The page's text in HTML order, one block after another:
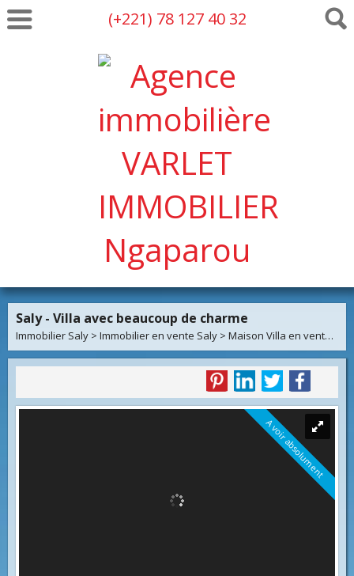
(+221) 78 127 40 32
Saly - Villa avec beaucoup de charme
Immobilier Saly > Immobilier en vente Saly > Maison Villa en vente Saly
A voir absolument